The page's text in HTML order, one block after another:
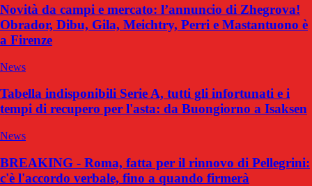
Novità da campi e mercato: l’annuncio di Zhegrova!
Obrador, Dibu, Gila, Meichtry, Perri e Mastantuono è
a Firenze
News
Tabella indisponibili Serie A, tutti gli infortunati e i
tempi di recupero per l'asta: da Buongiorno a Isaksen
News
BREAKING - Roma, fatta per il rinnovo di Pellegrini:
c'è l'accordo verbale, fino a quando firmerà